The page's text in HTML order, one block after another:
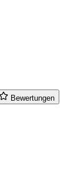
Bewertungen